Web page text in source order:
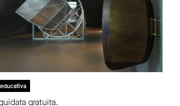
gratuita.